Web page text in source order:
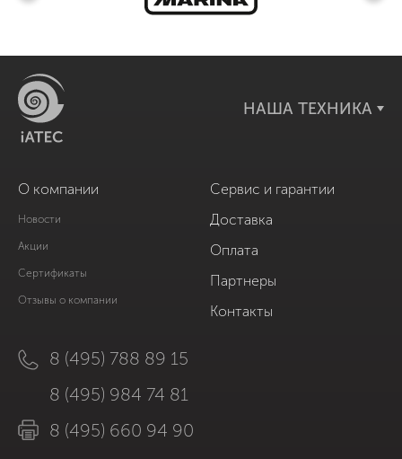
НАША ТЕХНИКА
О компании
Новости
Акции
Сертификаты
Отзывы о компании
Сервис и гарантии
Доставка
Оплата
Партнеры
Контакты
8 (495) 788 89 15
8 (495) 984 74 81
8 (495) 660 94 90